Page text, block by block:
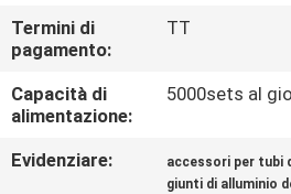
PREVENTIVO
MAPPA
DEL
SITO
Termini di
pagamento:
TT
Capacità di
alimentazione:
5000sets al
Evidenziare: accessori per tubi
giunti di alluminio